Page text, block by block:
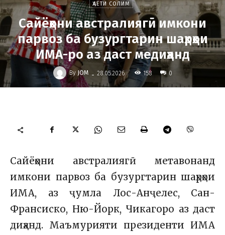
ҲАЁТИ СОЛИМ
Сайёҳони австралиягӣ имкони
парвоз ба бузургтарин шаҳрҳои
ИМА-ро аз даст медиҳанд
By JOM - 28.05.2026 158 0
Сайёҳони австралиягӣ метавонанд
имкони парвоз ба бузургтарин шаҳрҳои
ИМА, аз ҷумла Лос-Анҷелес, Сан-
Франсиско, Ню-Йорк, Чикагоро аз даст
диҳанд. Маъмурияти президенти ИМА